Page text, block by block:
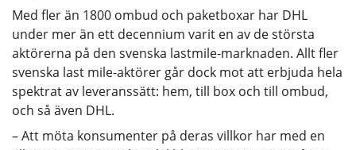
Med fler än 1800 ombud och paketboxar har DHL
under mer än ett decennium varit en av de största
aktörerna på den svenska lastmile-marknaden. Allt fler
svenska last mile-aktörer går dock mot att erbjuda hela
spektrat av leveranssätt: hem, till box och till ombud,
och så även DHL.
– Att möta konsumenter på deras villkor har med en